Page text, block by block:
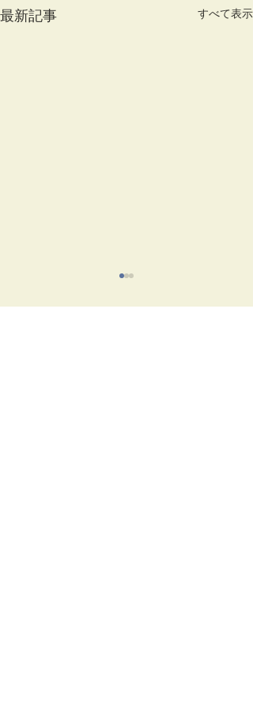
最新記事 すべて表示